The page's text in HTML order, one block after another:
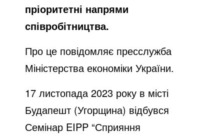
пріоритетні напрями
співробітництва.
Про це повідомляє пресслужба
Міністерства економіки України.
17 листопада 2023 року в місті
Будапешт (Угорщина) відбувся
Семінар EIPP “Сприяння